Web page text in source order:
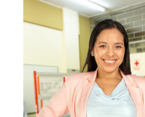
Conoce a Sandy Maldonado,
Manager de Nokia, ella nos
experiencia y comenta sobre la